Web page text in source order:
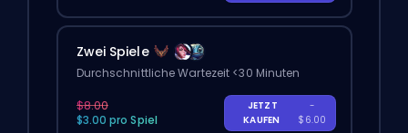
Zwei Spiele
Durchschnittliche Wartezeit <30 Minuten
$8.00
$3.00 pro Spiel
JETZT
KAUFEN
-
$6.00